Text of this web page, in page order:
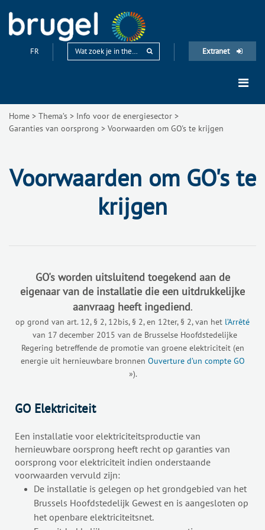
FR Extranet
Home > Thema’s > Info voor de energiesector >
Garanties van oorsprong > Voorwaarden om GO's te krijgen
Voorwaarden om GO's te
krijgen
GO's worden uitsluitend toegekend aan de
eigenaar van de installatie die een uitdrukkelijke
aanvraag heeft ingediend.
op grond van art. 12, § 2, 12bis, § 2, en 12ter, § 2, van het l’Arrêté
van 17 december 2015 van de Brusselse Hoofdstedelijke
Regering betreffende de promotie van groene elektriciteit (en
energie uit hernieuwbare bronnen Ouverture d’un compte GO
»).
GO Elektriciteit
Een installatie voor elektriciteitsproductie van
hernieuwbare oorsprong heeft recht op garanties van
oorsprong voor elektriciteit indien onderstaande
voorwaarden vervuld zijn:
De installatie is gelegen op het grondgebied van het
Brussels Hoofdstedelijk Gewest en is aangesloten op
het openbare elektriciteitsnet.